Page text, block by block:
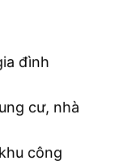
đình
cư, nhà
công